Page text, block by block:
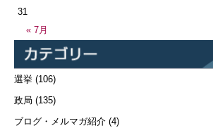
« 7月
31
選挙 (106)
政局 (135)
ブログ・メルマガ紹介 (4)